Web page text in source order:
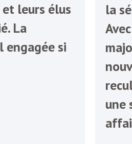
leurs élus
La
si
la
une